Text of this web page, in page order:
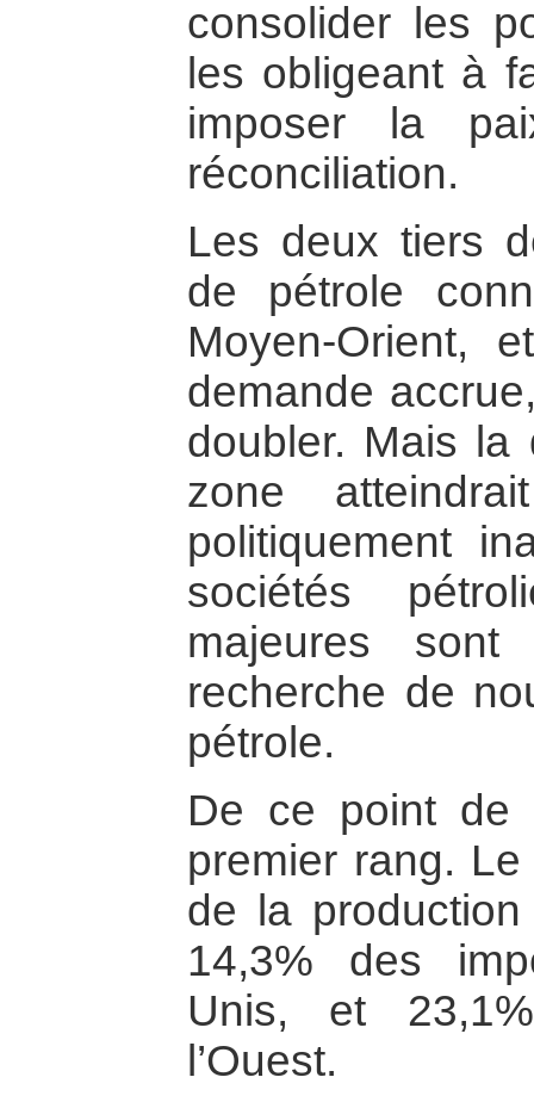
consolider les
les obligeant à
imposer la
réconciliation.
Les deux tiers
de pétrole
Moyen-Orient,
demande
doubler. Mais la
zone
politiquement
sociétés
majeures
recherche de
pétrole.
De ce point de
premier rang.
de la
14,3% des
Unis, et
l’Ouest.